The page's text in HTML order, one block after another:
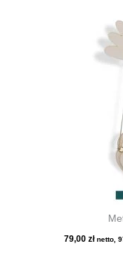
79,00zł netto,